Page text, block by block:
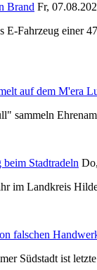
Brand Fr,
E-Fahrzeug einer
auf dem M'era
sammeln
Stadtradeln
im Landkreis
falschen
Südstadt ist